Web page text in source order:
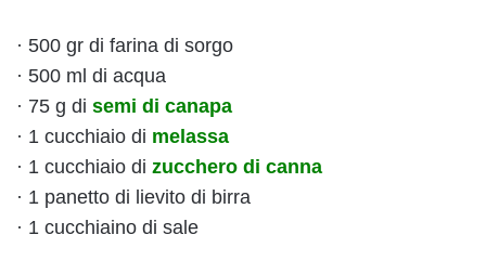
· 500 gr di farina di sorgo
· 500 ml di acqua
· 75 g di semi di canapa
· 1 cucchiaio di melassa
· 1 cucchiaio di zucchero di canna
· 1 panetto di lievito di birra
· 1 cucchiaino di sale